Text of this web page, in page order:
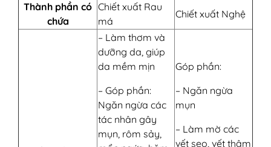
Thành phần có
chứa
Chiết xuất Rau
má
Chiết xuất Nghệ
– Làm thơm và
dưỡng da, giúp
da mềm mịn
– Góp phần:
Ngăn ngừa các
tác nhân gây
mụn, rôm sảy,
Góp phần:
– Ngăn ngừa
mụn
– Làm mờ các
vết sẹo, vết thâm